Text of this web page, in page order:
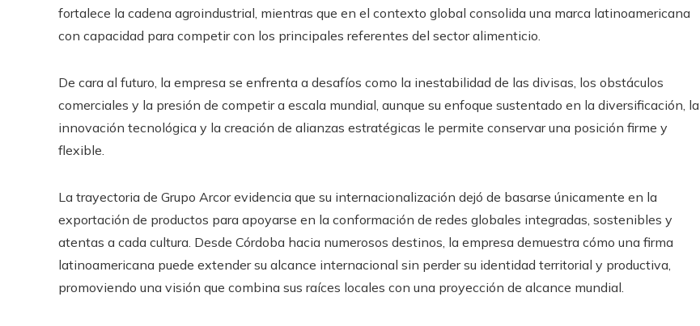
fortalece la cadena agroindustrial, mientras que en el contexto global consolida una marca latinoamericana
con capacidad para competir con los principales referentes del sector alimenticio.
De cara al futuro, la empresa se enfrenta a desafíos como la inestabilidad de las divisas, los obstáculos
comerciales y la presión de competir a escala mundial, aunque su enfoque sustentado en la diversificación, la
innovación tecnológica y la creación de alianzas estratégicas le permite conservar una posición firme y
flexible.
La trayectoria de Grupo Arcor evidencia que su internacionalización dejó de basarse únicamente en la
exportación de productos para apoyarse en la conformación de redes globales integradas, sostenibles y
atentas a cada cultura. Desde Córdoba hacia numerosos destinos, la empresa demuestra cómo una firma
latinoamericana puede extender su alcance internacional sin perder su identidad territorial y productiva,
promoviendo una visión que combina sus raíces locales con una proyección de alcance mundial.